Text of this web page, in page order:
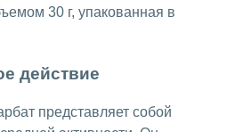
30 г, упакованная в
действие
представляет собой